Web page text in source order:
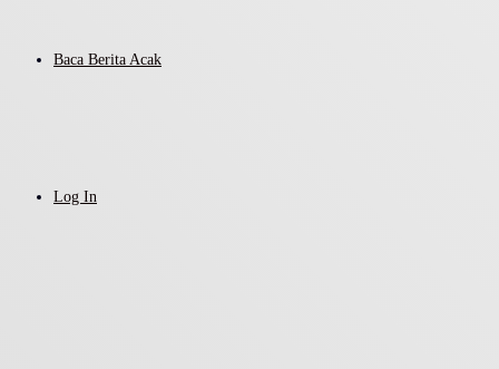
Baca Berita Acak
Log In